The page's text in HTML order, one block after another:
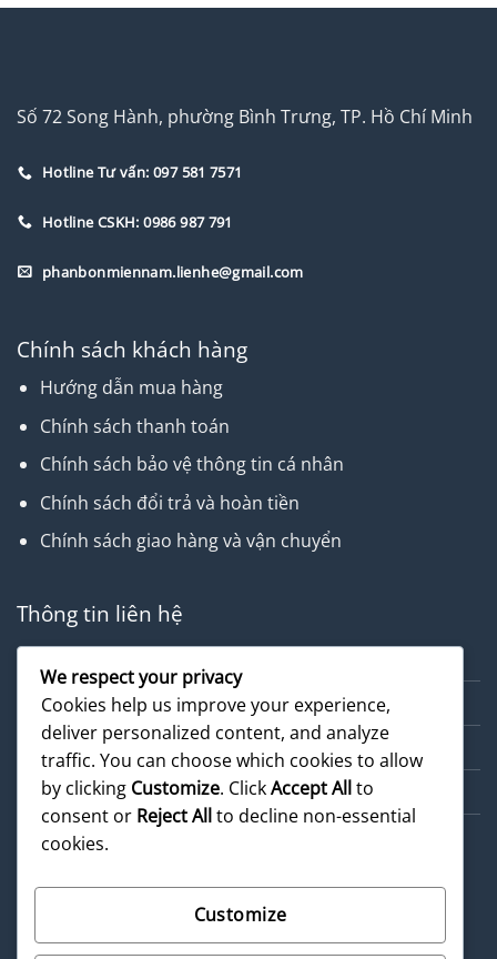
Số 72 Song Hành, phường Bình Trưng, TP. Hồ Chí Minh
Hotline Tư vấn: 097 581 7571
Hotline CSKH: 0986 987 791
phanbonmiennam.lienhe@gmail.com
Chính sách khách hàng
Hướng dẫn mua hàng
Chính sách thanh toán
Chính sách bảo vệ thông tin cá nhân
Chính sách đổi trả và hoàn tiền
Chính sách giao hàng và vận chuyển
Thông tin liên hệ
Dịch vụ
Cẩm nang
Sản phẩm
©
We respect your privacy
Cookies help us improve your experience,
deliver personalized content, and analyze
traffic. You can choose which cookies to allow
by clicking Customize. ClickAccept Allto
consent or Reject Allto decline non-essential
cookies.
Customize